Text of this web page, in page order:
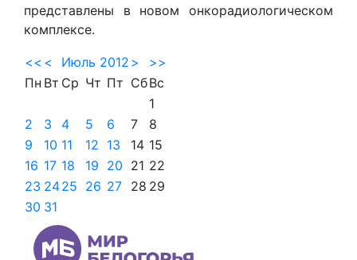
представлены в новом онкорадиологическом
комплексе.
<< < Июль 2012 >
>>
Пн Вт Ср Чт Пт СбВс
1
2
3 4 5 6 7
8
9
10 11 12 13 14 15
16 17 18 19 20 21 22
23 2425 26 27 28 29
30 31